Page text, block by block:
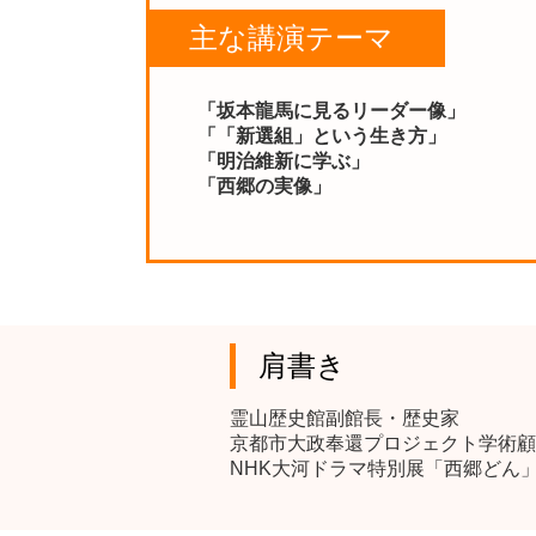
主な講演テーマ
「坂本龍馬に見るリーダー像」
「「新選組」という生き方」
「明治維新に学ぶ」
「西郷の実像」
肩書き
霊山歴史館副館長・歴史家
京都市大政奉還プロジェクト学術
NHK大河ドラマ特別展「西郷どん